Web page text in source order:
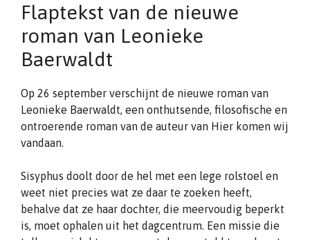
Flaptekst van de nieuwe
roman van Leonieke
Baerwaldt
Op 26 september verschijnt de nieuwe roman van
Leonieke Baerwaldt, een onthutsende, filosofische en
ontroerende roman van de auteur van Hier komen wij
vandaan.
Sisyphus doolt door de hel met een lege rolstoel en
weet niet precies wat ze daar te zoeken heeft,
behalve dat ze haar dochter, die meervoudig beperkt
is, moet ophalen uit het dagcentrum. Een missie die